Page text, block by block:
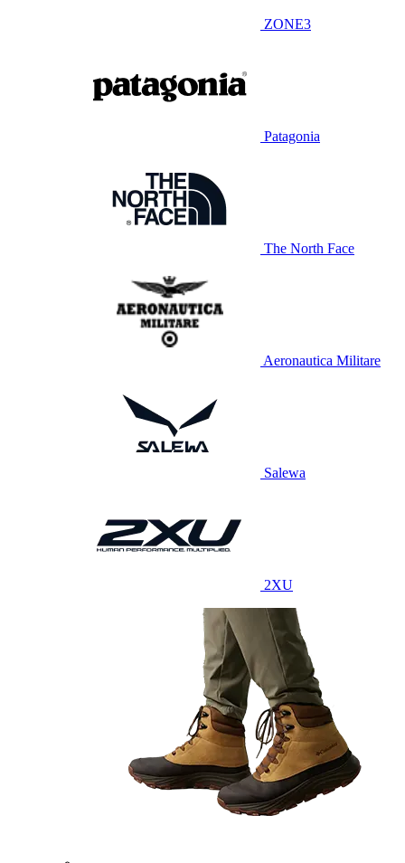
ZONE3
Patagonia
The North Face
Aeronautica Militare
Salewa
2XU